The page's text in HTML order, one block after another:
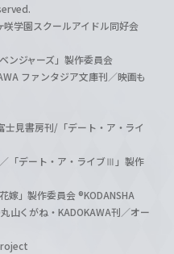
学園スクールアイドル同好会
ンジャーズ」製作委員会
ファンタジア文庫刊／映画も
見書房刊/「デート・ア・ライ
「デート・ア・ライブⅢ」製作
」製作委員会 ®KODANSHA
くがね・KADOKAWA刊／オー